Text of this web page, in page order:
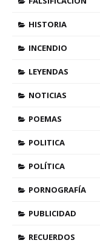
HISTORIA
INCENDIO
LEYENDAS
NOTICIAS
POEMAS
POLITICA
POLÍTICA
PORNOGRAFÍA
PUBLICIDAD
RECUERDOS